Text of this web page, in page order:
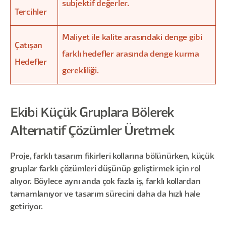
Tercihler
subjektif değerler.
Çatışan
Hedefler
Maliyet ile kalite arasındaki denge gibi
farklı hedefler arasında denge kurma
gerekliliği.
Ekibi Küçük Gruplara Bölerek
Alternatif Çözümler Üretmek
Proje, farklı tasarım fikirleri kollarına bölünürken, küçük
gruplar farklı çözümleri düşünüp geliştirmek için rol
alıyor. Böylece aynı anda çok fazla iş, farklı kollardan
tamamlanıyor ve tasarım sürecini daha da hızlı hale
getiriyor.